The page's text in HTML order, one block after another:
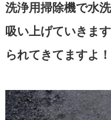
洗浄用掃除機で水
吸い上げていきま
られてきてますよ！